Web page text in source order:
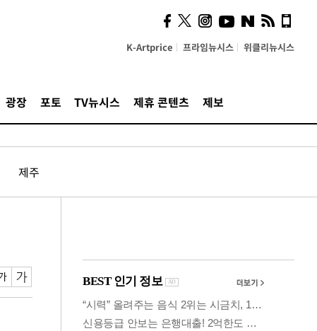
K-Artprice 프라임뉴시스 위클리뉴시스
광장 포토 TV뉴시스 제휴 콘텐츠 제보
제주
사이 해답 찾았죠"…알을
깨고 나온 '초자아'